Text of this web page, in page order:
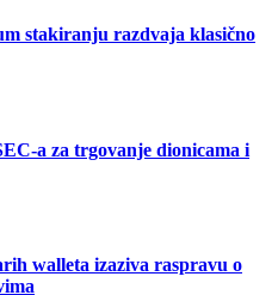
stakiranju razdvaja klasično
a za trgovanje dionicama i
walleta izaziva raspravu o